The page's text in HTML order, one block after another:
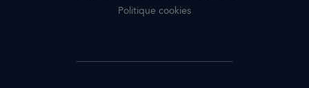
Politique cookies